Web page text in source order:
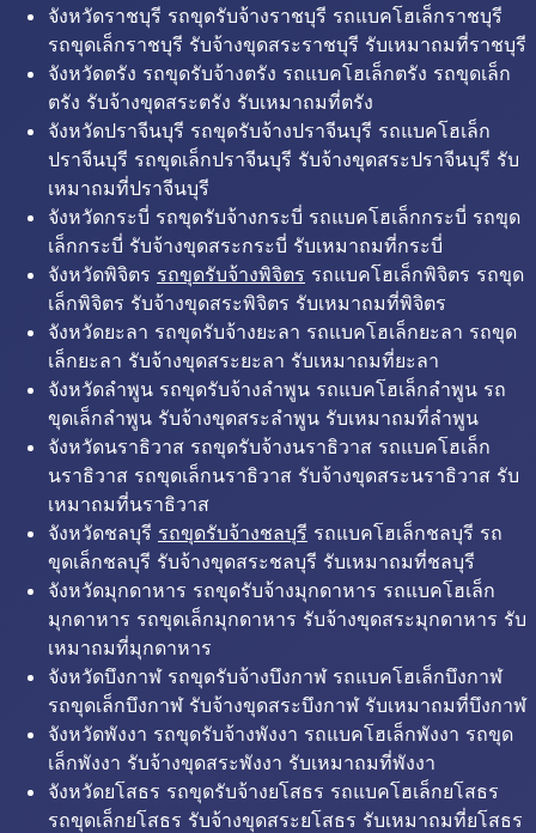
จังหวัดราชบุรี รถขุดรับจ้างราชบุรี รถแบคโฮเล็กราชบุรี
รถขุดเล็กราชบุรี รับจ้างขุดสระราชบุรี รับเหมาถมที่ราชบุรี
จังหวัดตรัง รถขุดรับจ้างตรัง รถแบคโฮเล็กตรัง รถขุดเล็ก
ตรัง รับจ้างขุดสระตรัง รับเหมาถมที่ตรัง
จังหวัดปราจีนบุรี รถขุดรับจ้างปราจีนบุรี รถแบคโฮเล็ก
ปราจีนบุรี รถขุดเล็กปราจีนบุรี รับจ้างขุดสระปราจีนบุรี รับ
เหมาถมที่ปราจีนบุรี
จังหวัดกระบี่ รถขุดรับจ้างกระบี่ รถแบคโฮเล็กกระบี่ รถขุด
เล็กกระบี่ รับจ้างขุดสระกระบี่ รับเหมาถมที่กระบี่
จังหวัดพิจิตร รถขุดรับจ้างพิจิตร รถแบคโฮเล็กพิจิตร รถขุด
เล็กพิจิตร รับจ้างขุดสระพิจิตร รับเหมาถมที่พิจิตร
จังหวัดยะลา รถขุดรับจ้างยะลา รถแบคโฮเล็กยะลา รถขุด
เล็กยะลา รับจ้างขุดสระยะลา รับเหมาถมที่ยะลา
จังหวัดลำพูน รถขุดรับจ้างลำพูน รถแบคโฮเล็กลำพูน รถ
ขุดเล็กลำพูน รับจ้างขุดสระลำพูน รับเหมาถมที่ลำพูน
จังหวัดนราธิวาส รถขุดรับจ้างนราธิวาส รถแบคโฮเล็ก
นราธิวาส รถขุดเล็กนราธิวาส รับจ้างขุดสระนราธิวาส รับ
เหมาถมที่นราธิวาส
จังหวัดชลบุรี รถขุดรับจ้างชลบุรี รถแบคโฮเล็กชลบุรี รถ
ขุดเล็กชลบุรี รับจ้างขุดสระชลบุรี รับเหมาถมที่ชลบุรี
จังหวัดมุกดาหาร รถขุดรับจ้างมุกดาหาร รถแบคโฮเล็ก
มุกดาหาร รถขุดเล็กมุกดาหาร รับจ้างขุดสระมุกดาหาร รับ
เหมาถมที่มุกดาหาร
จังหวัดบึงกาฬ รถขุดรับจ้างบึงกาฬ รถแบคโฮเล็กบึงกาฬ
รถขุดเล็กบึงกาฬ รับจ้างขุดสระบึงกาฬ รับเหมาถมที่บึงกาฬ
จังหวัดพังงา รถขุดรับจ้างพังงา รถแบคโฮเล็กพังงา รถขุด
เล็กพังงา รับจ้างขุดสระพังงา รับเหมาถมที่พังงา
จังหวัดยโสธร รถขุดรับจ้างยโสธร รถแบคโฮเล็กยโสธร
รถขุดเล็กยโสธร รับจ้างขุดสระยโสธร รับเหมาถมที่ยโสธร